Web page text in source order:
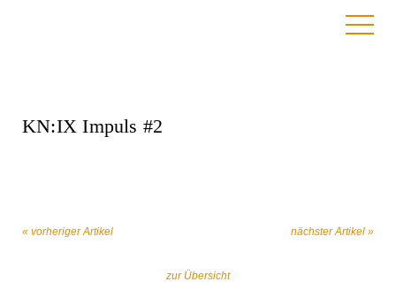
KN:IX Impuls #2
« vorheriger Artikel
zur Übersicht
nächster Artikel »